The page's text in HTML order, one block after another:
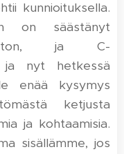
kunnioituksella.
on säästänyt
ja C-
ja nyt hetkessä
enää kysymys
ketjusta
ja kohtaamisia.
sisällämme, jos